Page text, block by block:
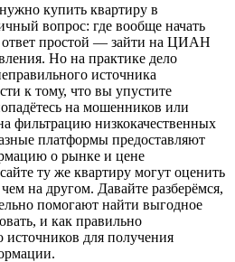
купить квартиру в
вопрос: где вообще начать
ответ простой — зайти на ЦИАН
Но на практике дело
источника
к тому, что вы упустите
на мошенников или
фильтрацию низкокачественных
платформы предоставляют
о рынке и цене
ту же квартиру могут оценить
на другом. Давайте разберёмся,
помогают найти выгодное
и как правильно
источников для получения